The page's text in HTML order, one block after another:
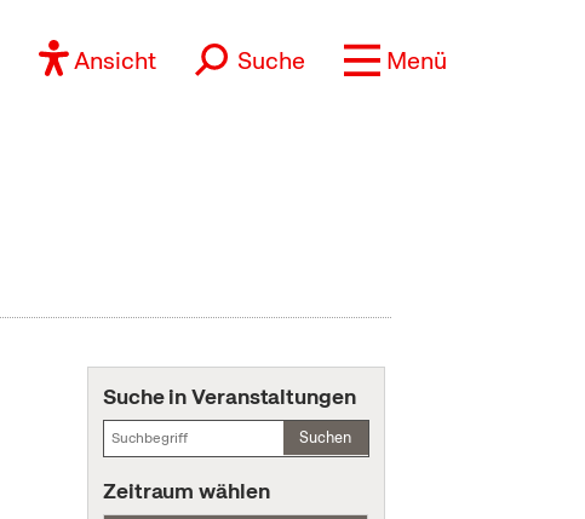
Ansicht Suche Menü
Suche in Veranstaltungen
Suchen
Zeitraum wählen